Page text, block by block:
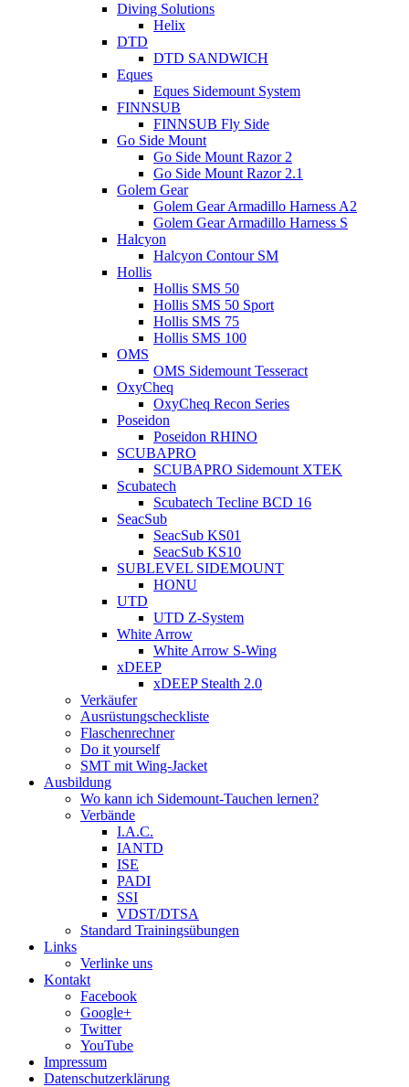
Diving Solutions
Helix
DTD
DTD SANDWICH
Eques
Eques Sidemount System
FINNSUB
FINNSUB Fly Side
Go Side Mount
Go Side Mount Razor 2
Go Side Mount Razor 2.1
Golem Gear
Golem Gear Armadillo Harness A2
Golem Gear Armadillo Harness S
Halcyon
Halcyon Contour SM
Hollis
Hollis SMS 50
Hollis SMS 50 Sport
Hollis SMS 75
Hollis SMS 100
OMS
OMS Sidemount Tesseract
OxyCheq
OxyCheq Recon Series
Poseidon
Poseidon RHINO
SCUBAPRO
SCUBAPRO Sidemount XTEK
Scubatech
Scubatech Tecline BCD 16
SeacSub
SeacSub KS01
SeacSub KS10
SUBLEVEL SIDEMOUNT
HONU
UTD
UTD Z-System
White Arrow
White Arrow S-Wing
xDEEP
xDEEP Stealth 2.0
Verkäufer
Ausrüstungscheckliste
Flaschenrechner
Do it yourself
SMT mit Wing-Jacket
Ausbildung
Wo kann ich Sidemount-Tauchen lernen?
Verbände
I.A.C.
IANTD
ISE
PADI
SSI
VDST/DTSA
Standard Trainingsübungen
Links
Verlinke uns
Kontakt
Facebook
Google+
Twitter
YouTube
Impressum
Datenschutzerklärung